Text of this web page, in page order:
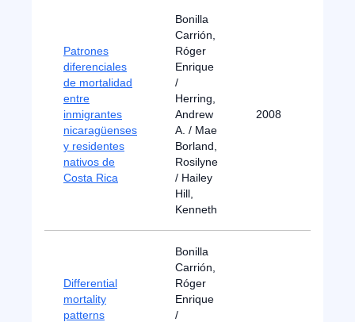
Patrones
diferenciales
de mortalidad
entre
inmigrantes
nicaragüenses
y residentes
nativos de
Costa Rica
Bonilla
Carrión,
Róger
Enrique
/
Herring,
Andrew
A. / Mae
Borland,
Rosilyne
/ Hailey
Hill,
Kenneth
2008
Differential
mortality
patterns
Bonilla
Carrión,
Róger
Enrique
/